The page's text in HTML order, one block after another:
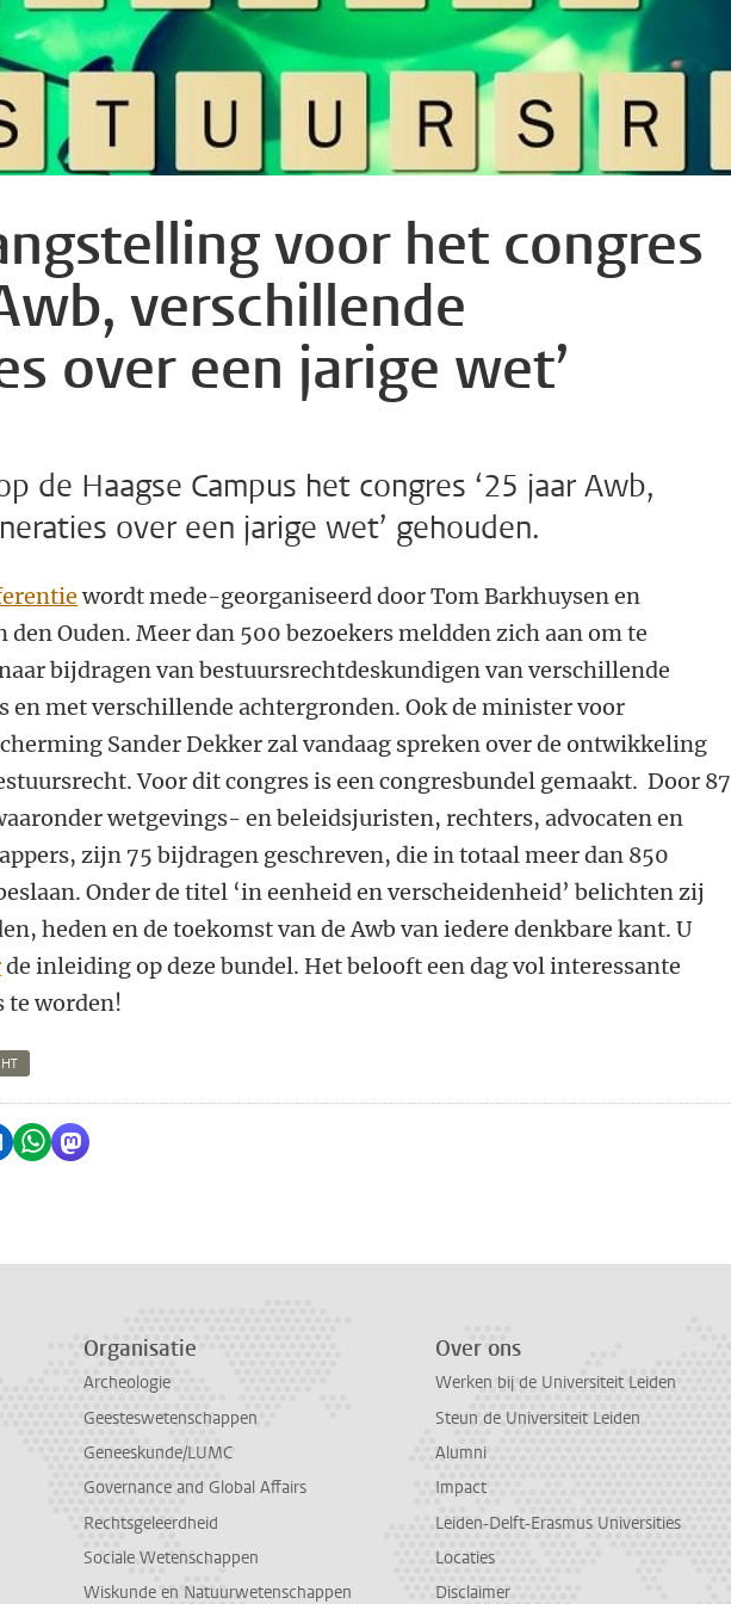
voor het congres
verschillende
over een jarige wet’
de Haagse Campus het congres ‘25 jaar Awb,
over een jarige wet’ gehouden.
wordt mede-georganiseerd door Tom Barkhuysen en
Ouden. Meer dan 500 bezoekers meldden zich aan om te
bijdragen van bestuursrechtdeskundigen van verschillende
en met verschillende achtergronden. Ook de minister voor
Sander Dekker zal vandaag spreken over de ontwikkeling
Voor dit congres is een congresbundel gemaakt. Door 87
wetgevings- en beleidsjuristen, rechters, advocaten en
zijn 75 bijdragen geschreven, die in totaal meer dan 850
Onder de titel ‘in eenheid en verscheidenheid’ belichten zij
heden en de toekomst van de Awb van iedere denkbare kant. U
de inleiding op deze bundel. Het belooft een dag vol interessante
te worden!
via Bluesky
op LinkedIn
Delen via WhatsApp
Delen via Mastodon
Organisatie
Archeologie
Geesteswetenschappen
Geneeskunde/LUMC
Governance and Global Affairs
Rechtsgeleerdheid
Sociale Wetenschappen
Wiskunde en Natuurwetenschappen
Over ons
Werken bij de Universiteit Leiden
Steun de Universiteit Leiden
Alumni
Impact
Leiden-Delft-Erasmus Universities
Locaties
Disclaimer